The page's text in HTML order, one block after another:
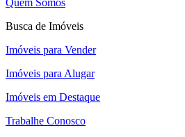
Busca de Imóveis
Imóveis para Vender
Imóveis para Alugar
Imóveis em Destaque
Trabalhe Conosco